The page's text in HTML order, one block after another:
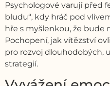
Psychologové varují před
bludu“, kdy hráč pod
hře s myšlenkou, že bude
Pochopení, jak vítězství
pro rozvoj dlouhodobých,
strategií.